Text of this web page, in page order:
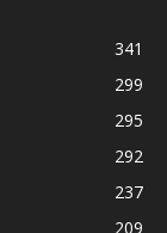
341
299
295
292
237
209